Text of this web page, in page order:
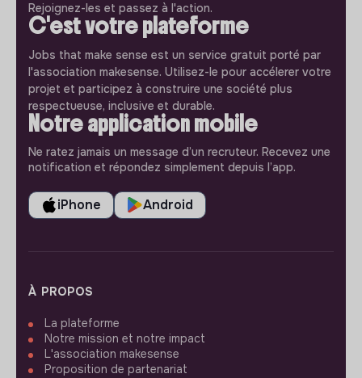
Rejoignez-les et passez à l'action.
C'est votre plateforme
Jobs that make sense est un service gratuit porté par
l'association makesense. Utilisez-le pour accélerer votre
projet et participez à construire une société plus
respectueuse, inclusive et durable.
Notre application mobile
Ne ratez jamais un message d’un recruteur. Recevez une
notification et répondez simplement depuis l’app.
iPhone Android
À PROPOS
La plateforme
Notre mission et notre impact
L'association makesense
Proposition de partenariat